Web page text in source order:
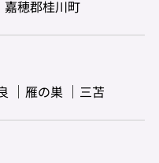
嘉穂郡桂川町
雁の巣 三苫